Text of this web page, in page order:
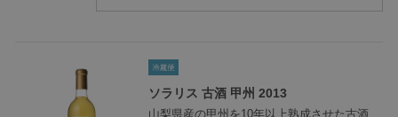
ソラリス 古酒 甲州 2013
山梨県産の甲州を10年以上熟成させた古酒